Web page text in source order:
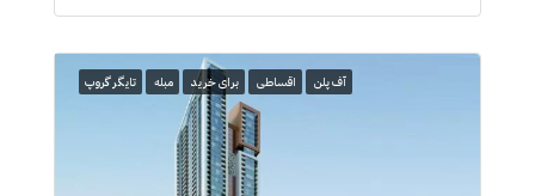
آف پلن اقساطی برای خرید مبله تایگر گروپ